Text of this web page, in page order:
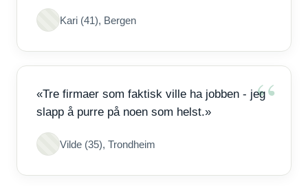
Kari (41), Bergen
«Tre firmaer som faktisk ville ha jobben - jeg
slapp å purre på noen som helst.»
Vilde (35), Trondheim